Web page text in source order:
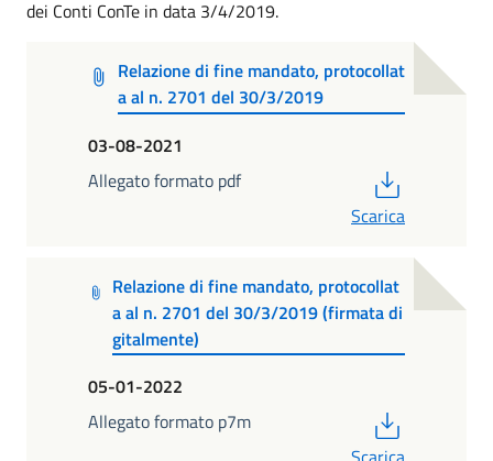
dei Conti ConTe in data 3/4/2019.
Relazione di fine mandato, protocollat
a al n. 2701 del 30/3/2019
03-08-2021
Allegato formato pdf
Scarica
Relazione di fine mandato, protocollat
a al n. 2701 del 30/3/2019 (firmata di
gitalmente)
05-01-2022
Allegato formato p7m